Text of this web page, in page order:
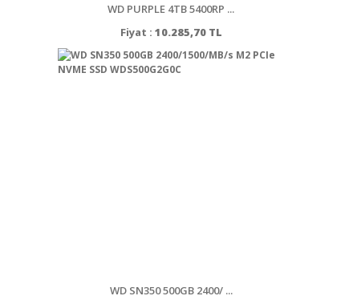
WD PURPLE 4TB 5400RP ...
Fiyat : 10.285,70 TL
WD SN350 500GB 2400/ ...